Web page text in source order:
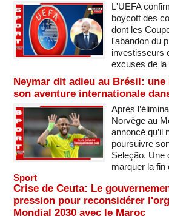
L'UEFA
boycott des
dont les
l'abandon du
investisseurs
excuses de la
Neymar dit adieu au Brésil: une
son aventure internationale
Après
Norvège au
annoncé qu’il
poursuivre
Seleção. Une
marquer la fin
Sport
Crise de Ceuta: Le
pression pour reconsidérer
Mondial 2030 avec le Maroc